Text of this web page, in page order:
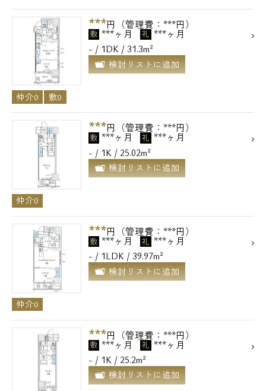
***円（管理費：***円）
敷 ***ヶ月 礼 ***ヶ月
- / 1DK / 31.3m²
検討リストに追加
仲介0 敷0
***円（管理費：***円）
敷 ***ヶ月 礼 ***ヶ月
- / 1K / 25.02m²
検討リストに追加
仲介0
***円（管理費：***円）
敷 ***ヶ月 礼 ***ヶ月
- / 1LDK / 39.97m²
検討リストに追加
仲介0
***円（管理費：***円）
敷 ***ヶ月 礼 ***ヶ月
- / 1K / 25.2m²
検討リストに追加